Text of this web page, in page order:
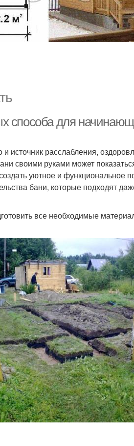
способа для
источник расслабления,
своими руками может
уютное и функциональное
бани, которые подходят
все необходимые